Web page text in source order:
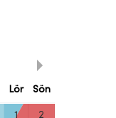
Lör Sön
1 2